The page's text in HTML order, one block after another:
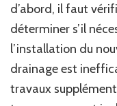
d’abord, il faut
déterminer s’il
l’installation du
drainage est
travaux